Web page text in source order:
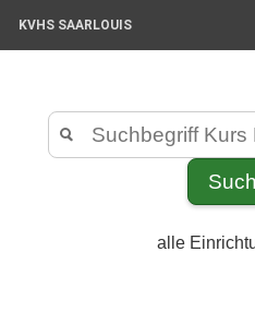
KVHS SAARLOUIS